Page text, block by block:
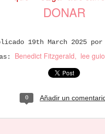
DONAR
19th March 2025 por
Benedict Fitzgerald lee
0 Añadir un